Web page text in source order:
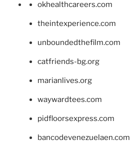
okhealthcareers.com
theintexperience.com
unboundedthefilm.com
catfriends-bg.org
marianlives.org
waywardtees.com
pidfloorsexpress.com
bancodevenezuelaen.com